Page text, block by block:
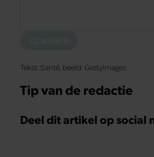
Tekst: Santé, beeld: GettyImages
Tip van de redactie
Deel dit artikel op social